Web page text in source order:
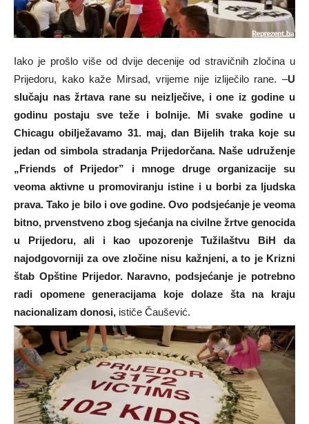
Iako je prošlo više od dvije decenije od stravičnih zločina u
Prijedoru, kako kaže Mirsad, vrijeme nije izliječilo rane. –U
slučaju nas žrtava rane su neizlječive, i one iz godine u
godinu postaju sve teže i bolnije. Mi svake godine u
Chicagu obilježavamo 31. maj, dan Bijelih traka koje su
jedan od simbola stradanja Prijedorčana. Naše udruženje
„Friends of Prijedor” i mnoge druge organizacije su
veoma aktivne u promoviranju istine i u borbi za ljudska
prava. Tako je bilo i ove godine. Ovo podsjećanje je veoma
bitno, prvenstveno zbog sjećanja na civilne žrtve genocida
u Prijedoru, ali i kao upozorenje Tužilaštvu BiH da
najodgovorniji za ove zločine nisu kažnjeni, a to je Krizni
štab Opštine Prijedor. Naravno, podsjećanje je potrebno
radi opomene generacijama koje dolaze šta na kraju
nacionalizam donosi, ističe Čaušević.